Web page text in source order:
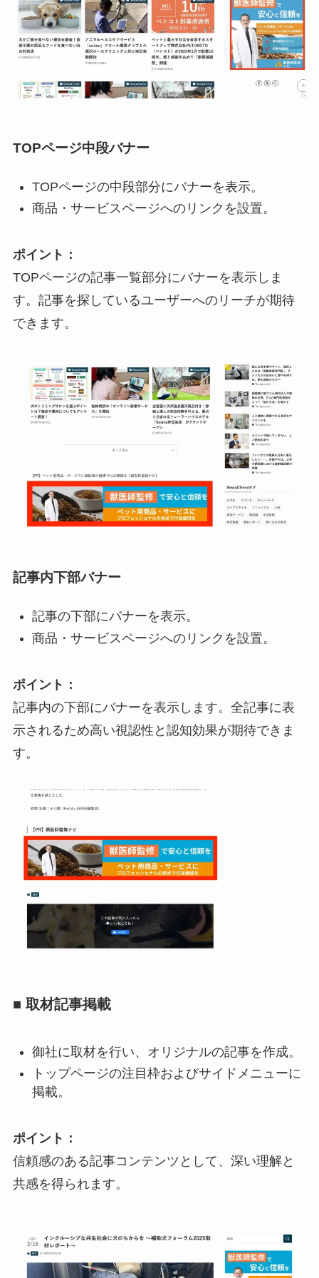
TOPページ中段バナー
TOPページの中段部分にバナーを表示。
商品・サービスページへのリンクを設置。
ポイント：
TOPページの記事一覧部分にバナーを表示しま
す。記事を探しているユーザーへのリーチが期待
できます。
記事内下部バナー
記事の下部にバナーを表示。
商品・サービスページへのリンクを設置。
ポイント：
記事内の下部にバナーを表示します。全記事に表
示されるため高い視認性と認知効果が期待できま
す。
■ 取材記事掲載
御社に取材を行い、オリジナルの記事を作成。
トップページの注目枠およびサイドメニューに
掲載。
ポイント：
信頼感のある記事コンテンツとして、深い理解と
共感を得られます。